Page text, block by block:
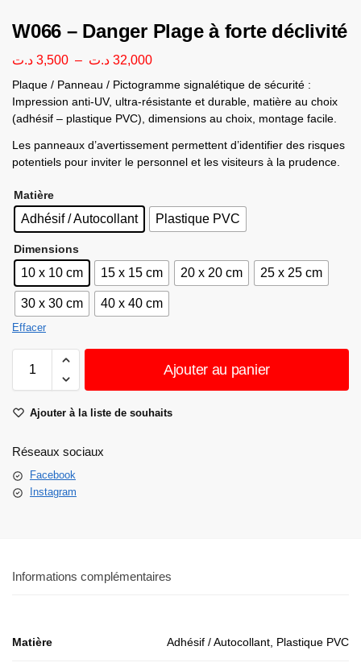
W066 – Danger Plage à forte déclivité
3,500 د.ت – 32,000 د.ت
Plaque / Panneau / Pictogramme signalétique de sécurité :
Impression anti-UV, ultra-résistante et durable, matière au choix
(adhésif – plastique PVC), dimensions au choix, montage facile.
Les panneaux d’avertissement permettent d’identifier des risques
potentiels pour inviter le personnel et les visiteurs à la prudence.
Matière
Adhésif / Autocollant Plastique PVC
Dimensions
10 x 10 cm 15 x 15 cm 20 x 20 cm 25 x 25 cm
30 x 30 cm 40 x 40 cm
Effacer
Ajouter au panier
Ajouter à la liste de souhaits
Réseaux sociaux
Facebook
Instagram
Informations complémentaires
Matière Adhésif / Autocollant, Plastique PVC